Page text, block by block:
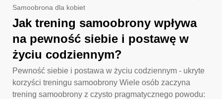
Samoobrona dla kobiet
Jak trening samoobrony wpływa
na pewność siebie i postawę w
życiu codziennym?
Pewność siebie i postawa w życiu codziennym - ukryte
korzyści treningu samoobrony Wiele osób zaczyna
trening samoobrony z czysto pragmatycznego powodu: